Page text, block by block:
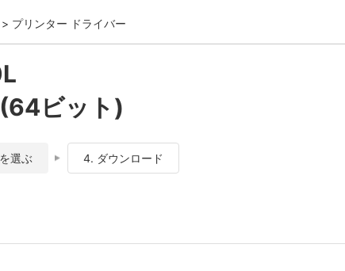
プリンター ドライバー
ビット)
選ぶ 4. ダウンロード